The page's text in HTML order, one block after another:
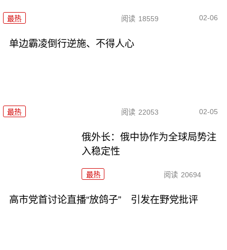
最热 阅读 18559 02-06
单边霸凌倒行逆施、不得人心
最热 阅读 22053 02-05
俄外长：俄中协作为全球局势注
入稳定性
最热 阅读 20694
高市党首讨论直播“放鸽子” 引发在野党批评